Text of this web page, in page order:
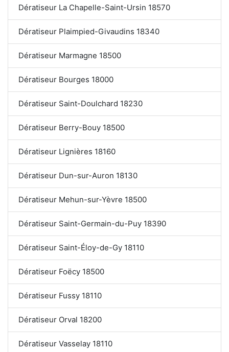
Dératiseur La Chapelle-Saint-Ursin 18570
Dératiseur Plaimpied-Givaudins 18340
Dératiseur Marmagne 18500
Dératiseur Bourges 18000
Dératiseur Saint-Doulchard 18230
Dératiseur Berry-Bouy 18500
Dératiseur Lignières 18160
Dératiseur Dun-sur-Auron 18130
Dératiseur Mehun-sur-Yèvre 18500
Dératiseur Saint-Germain-du-Puy 18390
Dératiseur Saint-Éloy-de-Gy 18110
Dératiseur Foëcy 18500
Dératiseur Fussy 18110
Dératiseur Orval 18200
Dératiseur Vasselay 18110